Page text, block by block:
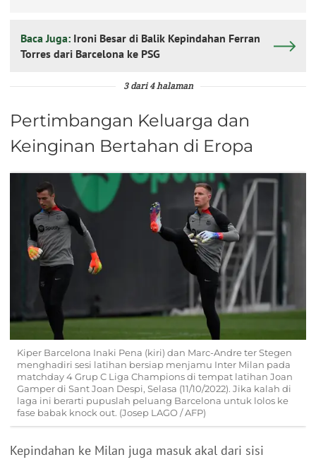
Baca Juga: Ironi Besar di Balik Kepindahan Ferran
Torres dari Barcelona ke PSG
3 dari 4 halaman
Pertimbangan Keluarga dan
Keinginan Bertahan di Eropa
Kiper Barcelona Inaki Pena (kiri) dan Marc-Andre ter Stegen
menghadiri sesi latihan bersiap menjamu Inter Milan pada
matchday 4 Grup C Liga Champions di tempat latihan Joan
Gamper di Sant Joan Despi, Selasa (11/10/2022). Jika kalah di
laga ini berarti pupuslah peluang Barcelona untuk lolos ke
fase babak knock out. (Josep LAGO / AFP)
Kepindahan ke Milan juga masuk akal dari sisi